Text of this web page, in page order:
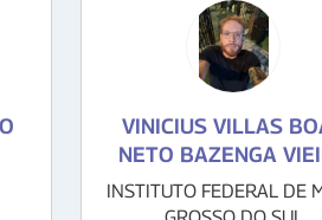
VINICIUS VILLAS
NETO BAZENGA
INSTITUTO FEDERAL DE